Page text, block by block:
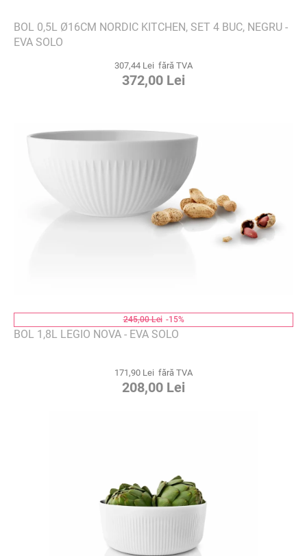
BOL 0,5L Ø16CM NORDIC KITCHEN, SET 4 BUC, NEGRU -
EVA SOLO
307,44 Lei fără TVA
372,00 Lei
245,00 Lei -15%
BOL 1,8L LEGIO NOVA - EVA SOLO
171,90 Lei fără TVA
208,00 Lei